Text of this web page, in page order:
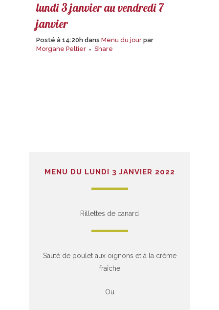
lundi 3 janvier au vendredi 7
janvier
Posté à 14:20h dans Menu du jour par
Morgane Peltier
Share
MENU DU LUNDI 3 JANVIER 2022
Rillettes de canard
Sauté de poulet aux oignons et à la crème
fraîche
Ou